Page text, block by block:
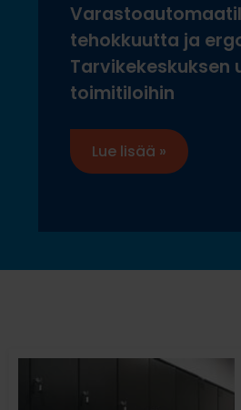
tehokkuutta ja
Tarvikekeskuksen
toimitiloihin
Lue lisää »